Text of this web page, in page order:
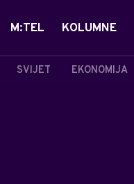
SVIJET EKONOMIJA
M:TEL KOLUMNE